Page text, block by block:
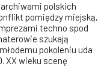
polskich
pomiędzy miejską,
techno spod
szukają
pokoleniu uda
XX wieku scenę